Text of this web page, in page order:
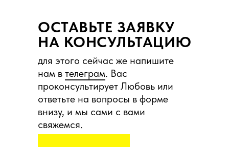
для этого сейчас же напишите
нам в телеграм. Вас
проконсультирует Любовь или
ответьте на вопросы в форме
внизу, и мы сами с вами
свяжемся.
ОСТАВЬТЕ ЗАЯВКУ
НА КОНСУЛЬТАЦИЮ